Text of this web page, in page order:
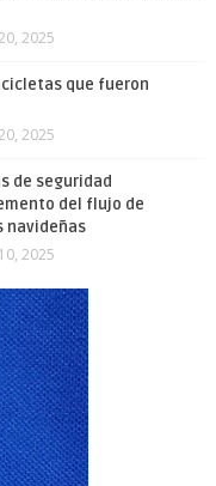
2025
que fueron
2025
de seguridad
del flujo de
navideñas
2025